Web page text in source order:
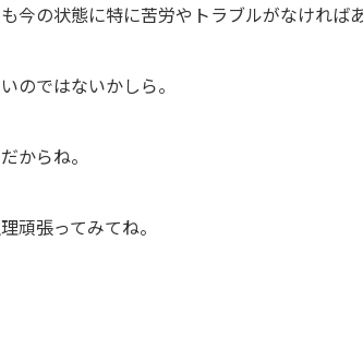
今の状態に特に苦労やトラブルがなければ
のではないかしら。
からね。
頑張ってみてね。